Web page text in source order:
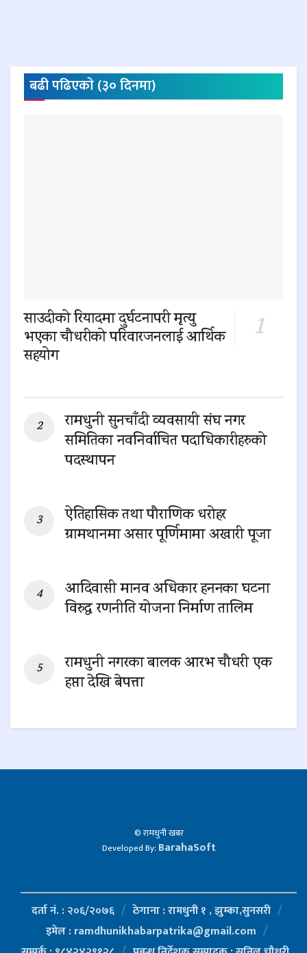
बढी पढिएकाे (३० दिनमा)
साउदीको रियादमा दुर्घटनापरी मृत्यु
भएका चौधरीको परिवारजनलाई आर्थिक
सहयोग
रामधुनी सुनचाँदी व्यवसायी संघ नगर
समितिका नवनिर्वाचित पदाधिकारीहरुको
पदस्थापन
ऐतिहासिक तथा पौराणिक धरोहर
ग्रामथानमा असार पूर्णिमामा अखारी पूजा
आदिवासी मानव अधिकार हननका घटना
विरुद्ध रणनीति योजना निर्माण तालिम
रामधुनी नगरका बालक आरभ चौधरी एक
हप्ता देखि बेपत्ता
© रामधुनी खबर
Developed By: BarahaSoft
दर्ता नं. : २०६/२०७६
ठेगाना : रामधुनी १ , झुम्का,सुनसरी
इमेल : ramdhunikhabarpatrika@gmail.com